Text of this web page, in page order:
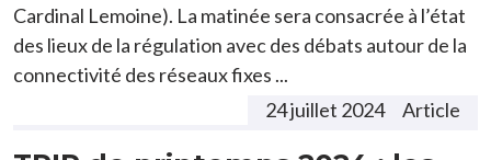
Cardinal Lemoine). La matinée sera consacrée à l’état
des lieux de la régulation avec des débats autour de la
connectivité des réseaux fixes ...
24 juillet 2024
Article